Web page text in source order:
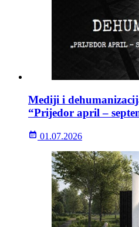
Mediji i
“Prijedor april –
01.07.2026